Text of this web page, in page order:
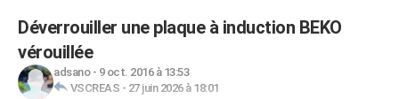
Déverrouiller une plaque à induction BEKO
vérouillée
adsano- 9 oct. 2016 à 13:53
VSCREAS - 27 juin 2026 à 18:01